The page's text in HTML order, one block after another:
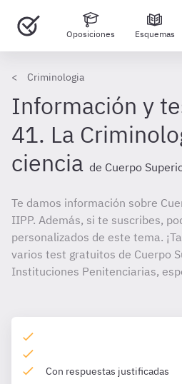
Oposiciones Esquemas
Criminologia
Información y
41. La
ciencia de Cuerpo
Te damos información sobre
IIPP. Además, si te suscribes,
personalizados de este tema.
varios test gratuitos de Cuerpo
Instituciones Penitenciarias,
Con respuestas justificadas